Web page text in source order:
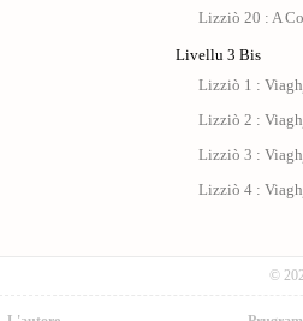
Lizziò 20 : A
Livellu 3 Bis
Lizziò 1 :
Lizziò 2 :
Lizziò 3 :
Lizziò 4 :
©